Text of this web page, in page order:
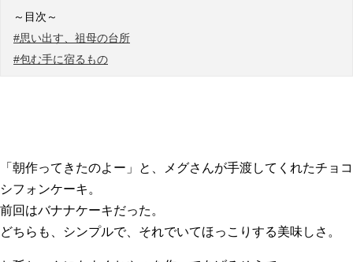
～目次～
#思い出す、祖母の台所
#包む手に宿るもの
「朝作ってきたのよー」と、メグさんが手渡してくれたチョコ
シフォンケーキ。
前回はバナナケーキだった。
どちらも、シンプルで、それでいてほっこりする美味しさ。